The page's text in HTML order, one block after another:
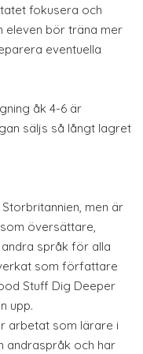
fokusera och
eleven bör träna mer
eventuella
åk 4-6 är
säljs så långt lagret
men är
översättare,
språk för alla
som författare
Stuff Dig Deeper
upp.
arbetat som lärare i
andraspråk och har